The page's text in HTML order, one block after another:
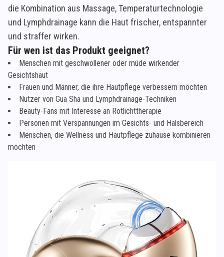
die Kombination aus Massage, Temperaturtechnologie
und Lymphdrainage kann die Haut frischer, entspannter
und straffer wirken.
Für wen ist das Produkt geeignet?
Menschen mit geschwollener oder müde wirkender
Gesichtshaut
Frauen und Männer, die ihre Hautpflege verbessern möchten
Nutzer von Gua Sha und Lymphdrainage-Techniken
Beauty-Fans mit Interesse an Rotlichttherapie
Personen mit Verspannungen im Gesichts- und Halsbereich
Menschen, die Wellness und Hautpflege zuhause kombinieren
möchten